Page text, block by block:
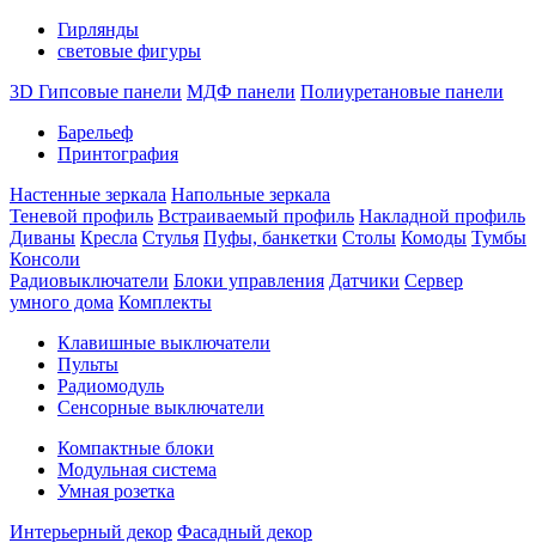
Гирлянды
световые фигуры
3D Гипсовые панели МДФ панели Полиуретановые панели
Барельеф
Принтография
Настенные зеркала Напольные зеркала
Теневой профиль Встраиваемый профиль Накладной профиль
Диваны Кресла Стулья Пуфы, банкетки Столы Комоды Тумбы
Консоли
Радиовыключатели Блоки управления Датчики Сервер
умного дома Комплекты
Клавишные выключатели
Пульты
Радиомодуль
Сенсорные выключатели
Компактные блоки
Модульная система
Умная розетка
Интерьерный декор Фасадный декор